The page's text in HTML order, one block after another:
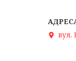
вул.